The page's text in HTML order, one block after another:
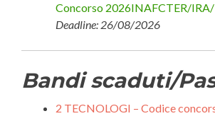
Concorso 2026INAFCTER/
Deadline: 26/08/2026
Bandi scaduti/
2 TECNOLOGI – Codice